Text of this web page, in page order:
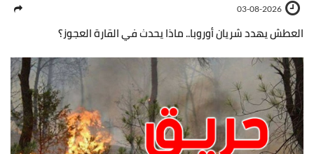
03-08-2026
العطش يهدد شريان أوروبا.. ماذا يحدث في القارة العجوز؟